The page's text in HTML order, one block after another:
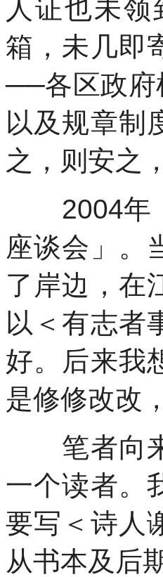
人证也未
箱，未几即
──各区政
以及规章制
之，则安之
2004年
座谈会」。
了岸边，在
以＜有志者
好。后来我
是修修改改，
笔者向来
一个读者。
要写＜诗人
从书本及后